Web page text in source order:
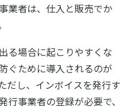
業者は、仕入と販売でか
る場合に起こりやすくな
ぐために導入されるのが
だし、インボイスを発行す
行事業者の登録が必要で